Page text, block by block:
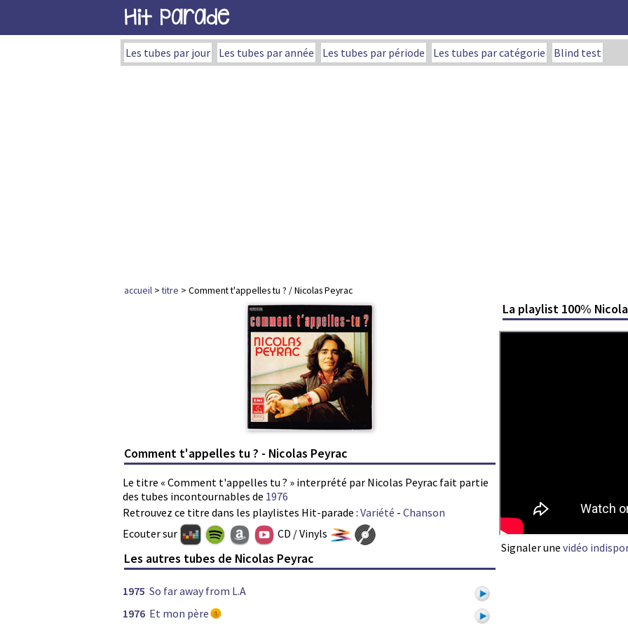
Hit Parade
Les tubes par jour Les tubes par année Les tubes par période Les tubes par catégorie Blind test
accueil >titre > Comment t'appelles tu ? / Nicolas Peyrac
Comment t'appelles tu ? - Nicolas Peyrac
Le titre « Comment t'appelles tu ? » interprété par Nicolas Peyrac fait partie
des tubes incontournables de 1976
Retrouvez ce titre dans les playlistes Hit-parade : Variété - Chanson
La playlist 100%
Signaler une vidéo
Ecouter sur CD / Vinyls
Les autres tubes de Nicolas Peyrac
1975 So far away from L.A
1976 Et mon père